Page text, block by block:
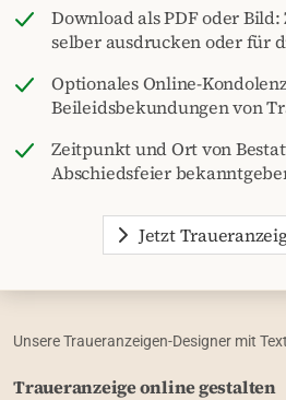
Download als PDF oder Bild:
selber ausdrucken oder für
Optionales Online-
Beileidsbekundungen von
Zeitpunkt und Ort von
Abschiedsfeier
Jetzt
Unsere Traueranzeigen-Designer mit
Traueranzeige online gestalten